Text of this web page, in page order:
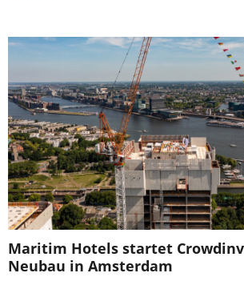
Maritim Hotels startet
Neubau in Amsterdam